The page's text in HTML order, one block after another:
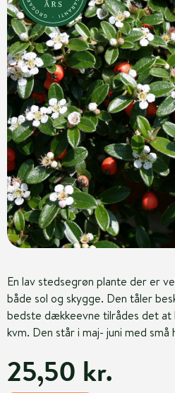
En lav stedsegrøn plante der er
både sol og skygge. Den tåler
bedste dækkeevne tilrådes det at
kvm. Den står i maj- juni med små
25,50 kr.